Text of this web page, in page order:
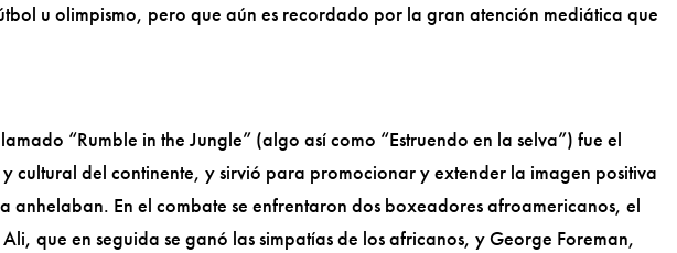
u olimpismo, pero que aún es recordado por la gran atención mediática que
“Rumble in the Jungle” (algo así como “Estruendo en la selva”) fue el
cultural del continente, y sirvió para promocionar y extender la imagen positiva
anhelaban. En el combate se enfrentaron dos boxeadores afroamericanos, el
que en seguida se ganó las simpatías de los africanos, y George Foreman,